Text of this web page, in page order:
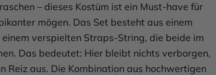
– dieses Kostüm ist ein Must-have für
mögen. Das Set besteht aus einem
verspielten Straps-String, die beide im
Das bedeutet: Hier bleibt nichts verborgen,
Reiz aus. Die Kombination aus hochwertigen